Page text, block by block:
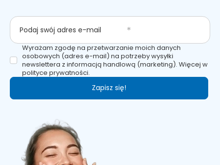
Podaj swój adres e-mail
Wyrażam zgodę na przetwarzanie moich danych
osobowych (adres e-mail) na potrzeby wysyłki
newslettera z informacją handlową (marketing). Więcej w
polityce prywatności.
Zapisz się!